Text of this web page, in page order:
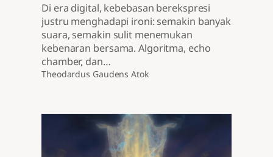
Di era digital, kebebasan berekspresi
justru menghadapi ironi: semakin banyak
suara, semakin sulit menemukan
kebenaran bersama. Algoritma, echo
chamber, dan…
Theodardus Gaudens Atok